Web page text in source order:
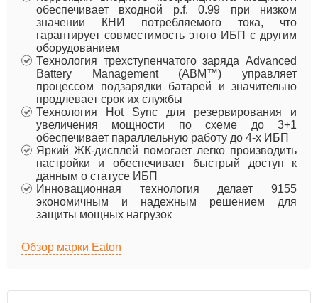
обеспечивает входной p.f. 0.99 при низком
значении КНИ потребляемого тока, что
гарантирует совместимость этого ИБП с другим
оборудованием
Технология трехступенчатого заряда Advanced
Battery Management (ABM™) управляет
процессом подзарядки батарей и значительно
продлевает срок их службы
Технология Hot Sync для резервирования и
увеличения мощности по схеме до 3+1
обеспечивает параллельную работу до 4-х ИБП
Яркий ЖК-дисплей помогает легко производить
настройки и обеспечивает быстрый доступ к
данным о статусе ИБП
Инновационная технология делает 9155
экономичным и надежным решением для
защиты мощных нагрузок
Обзор марки Eaton